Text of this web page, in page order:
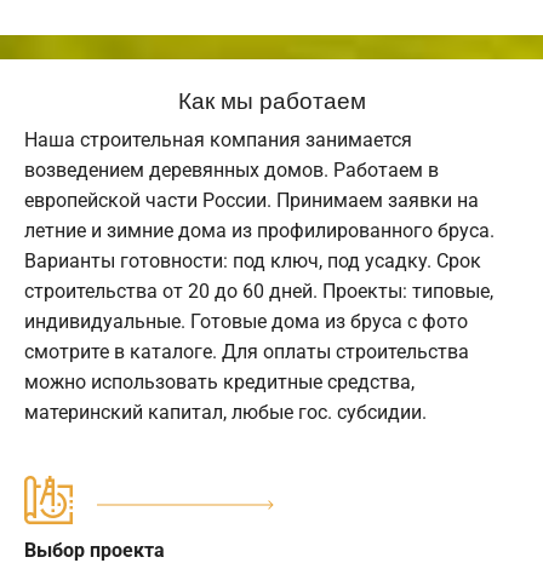
Как мы работаем
Наша строительная компания занимается
возведением деревянных домов. Работаем в
европейской части России. Принимаем заявки на
летние и зимние дома из профилированного бруса.
Варианты готовности: под ключ, под усадку. Срок
строительства от 20 до 60 дней. Проекты: типовые,
индивидуальные. Готовые дома из бруса с фото
смотрите в каталоге. Для оплаты строительства
можно использовать кредитные средства,
материнский капитал, любые гос. субсидии.
Выбор проекта